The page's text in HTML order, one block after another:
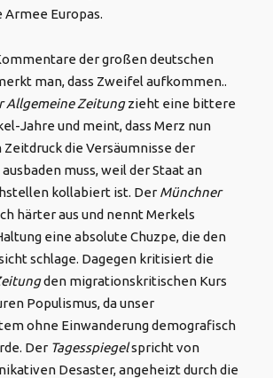
Europas.
der großen deutschen
man, dass Zweifel aufkommen..
Allgemeine Zeitungzieht eine bittere
Jahre und meint, dass Merz nun
die Versäumnisse der
muss, weil der Staat an
kollabiert ist. Der Münchner
härter aus und nennt Merkels
eine absolute Chuzpe, die den
schlage. Dagegen kritisiert die
den migrationskritischen Kurs
Populismus, da unser
ohne Einwanderung demografisch
Der Tagesspiegelspricht von
Desaster, angeheizt durch die